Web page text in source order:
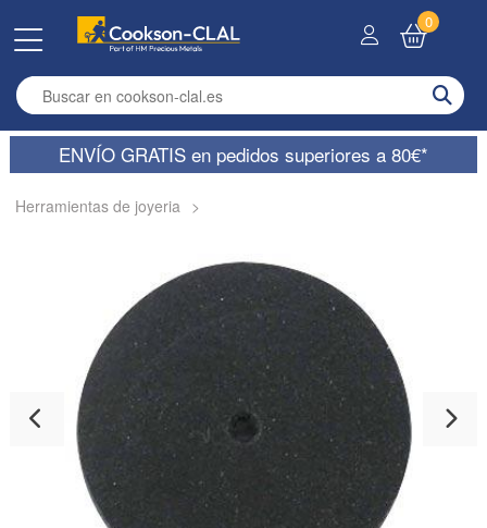
Enter search term
0
ENVÍO GRATIS en pedidos superiores a 80€*
Herramientas de joyeria >